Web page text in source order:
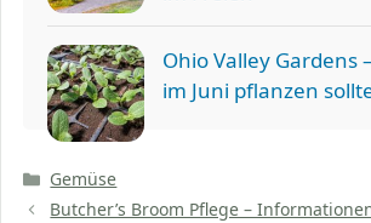
Ohio Valley Gardens
im Juni pflanzen
Kategorien
Gemüse
Butcher’s Broom Pflege –